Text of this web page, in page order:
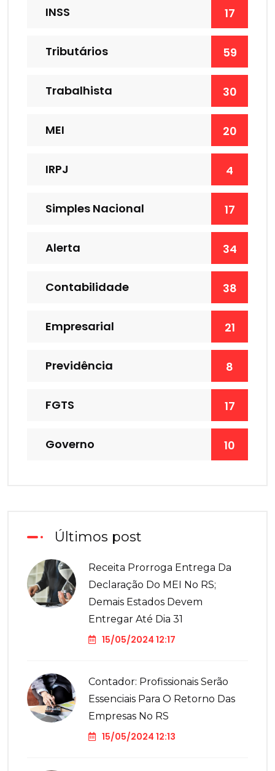
INSS 17
Tributários 59
Trabalhista 30
MEI 20
IRPJ 4
Simples Nacional 17
Alerta 34
Contabilidade 38
Empresarial 21
Previdência 8
FGTS 17
Governo 10
Últimos post
Receita Prorroga Entrega Da
Declaração Do MEI No RS;
Demais Estados Devem
Entregar Até Dia 31
15/05/2024 12:17
Contador: Profissionais Serão
Essenciais Para O Retorno Das
Empresas No RS
15/05/2024 12:13